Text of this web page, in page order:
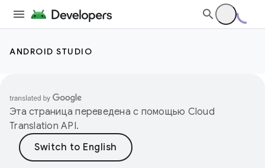
ANDROID STUDIO
Эта страница переведена с помощью Cloud
Translation API.